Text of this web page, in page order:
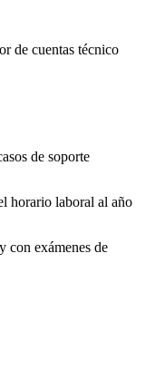
de cuentas técnico
de soporte
horario laboral al año
con exámenes de